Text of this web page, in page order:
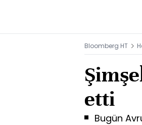
Bloomberg HT
etti
Bugün